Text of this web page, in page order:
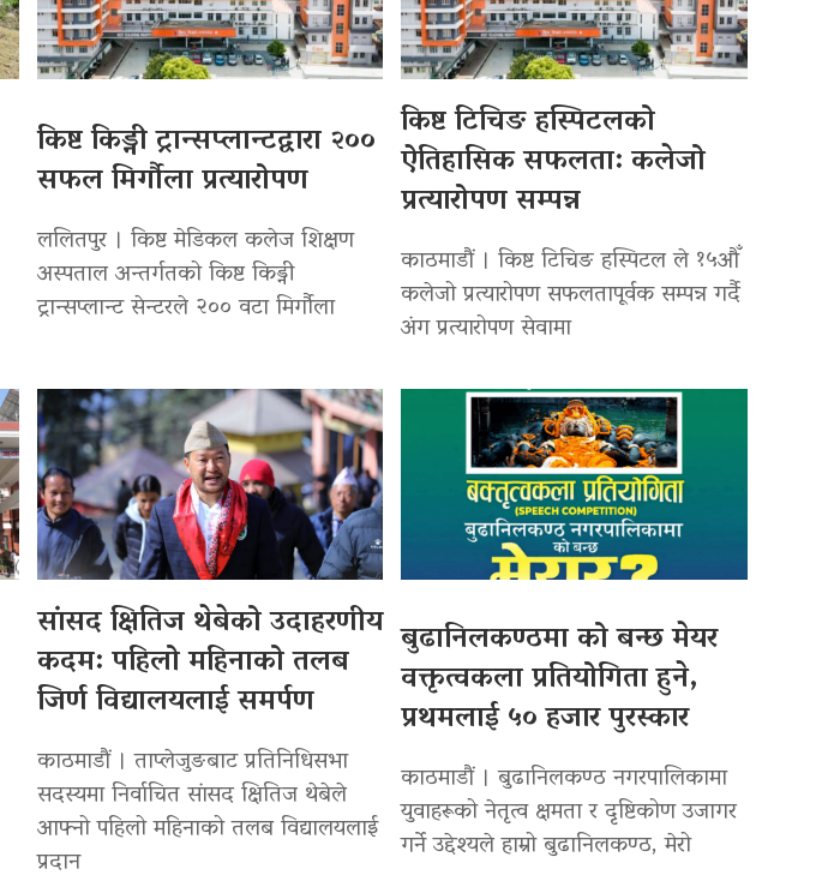
किष्ट किड्नी ट्रान्सप्लान्टद्वारा २००
सफल मिर्गौला प्रत्यारोपण
ललितपुर । किष्ट मेडिकल कलेज शिक्षण
अस्पताल अन्तर्गतको किष्ट किड्नी
ट्रान्सप्लान्ट सेन्टरले २०० वटा मिर्गौला
किष्ट टिचिङ हस्पिटलको
ऐतिहासिक सफलता: कलेजो
प्रत्यारोपण सम्पन्न
काठमाडौं । किष्ट टिचिङ हस्पिटल ले १५औँ
कलेजो प्रत्यारोपण सफलतापूर्वक सम्पन्न गर्दै
अंग प्रत्यारोपण सेवामा
सांसद क्षितिज थेबेको उदाहरणीय
कदम: पहिलो महिनाको तलब
जिर्ण विद्यालयलाई समर्पण
काठमाडौं । ताप्लेजुङबाट प्रतिनिधिसभा
सदस्यमा निर्वाचित सांसद क्षितिज थेबेले
आफ्नो पहिलो महिनाको तलब विद्यालयलाई
प्रदान
बुढानिलकण्ठमा को बन्छ मेयर
वक्तृत्वकला प्रतियोगिता हुने,
प्रथमलाई ५० हजार पुरस्कार
काठमाडौं । बुढानिलकण्ठ नगरपालिकामा
युवाहरूको नेतृत्व क्षमता र दृष्टिकोण उजागर
गर्ने उद्देश्यले हाम्रो बुढानिलकण्ठ, मेरो